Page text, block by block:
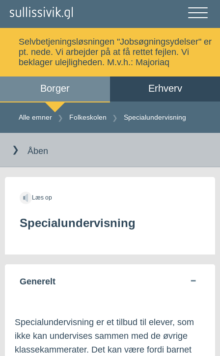
luk
Alle emner Selvbetjening
Kalaallisut
Selvbetjeningsløsningen "Jobsøgningsydelser" er
pt. nede. Vi arbejder på at få rettet fejlen. Vi
beklager ulejligheden. M.v.h.: Majoriaq
Borger Erhverv
Alle emner Folkeskolen Specialundervisning
indholdet
Åben
Læs op
Specialundervisning
Generelt
Specialundervisning er et tilbud til elever, som
ikke kan undervises sammen med de øvrige
klassekammerater. Det kan være fordi barnet